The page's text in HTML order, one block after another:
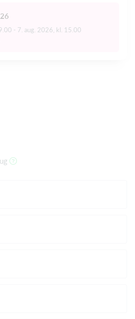
- 7. aug. 2026, kl. 15.00